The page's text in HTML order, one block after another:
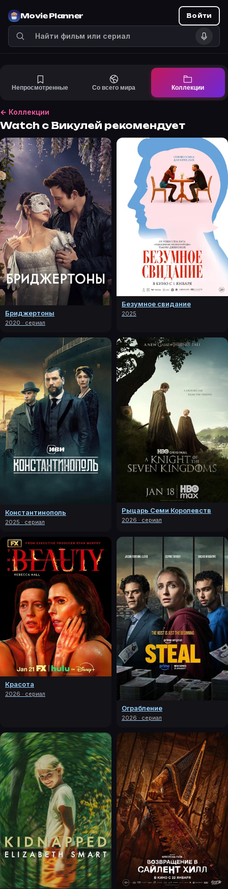
Movie Planner Войти
Непросмотренные Со всего мира Коллекции
← Коллекции
Watch с Викулей рекомендует
Бриджертоны
2020 · сериал
Безумное свидание
2025
Константинополь
2025 · сериал
Рыцарь Семи Королевств
2026 · сериал
Красота
2026 · сериал
Ограбление
2026 · сериал